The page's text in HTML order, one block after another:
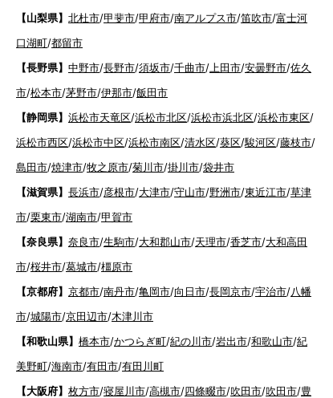
【山梨県】 北杜市/甲斐市/甲府市/南アルプス市/笛吹市/富士河
口湖町/都留市
【長野県】 中野市/長野市/須坂市/千曲市/ 上田市/安曇野市/佐久
市/松本市/茅野市/伊那市/飯田市
【静岡県】 浜松市天竜区/浜松市北区/浜松市浜北区/浜松市東区/
浜松市西区/浜松市中区/浜松市南区/清水区/葵区/駿河区/藤枝市/
島田市/焼津市/牧之原市/菊川市/掛川市/袋井市
【滋賀県】 長浜市/彦根市/大津市/守山市/野洲市/東近江市/草津
市/栗東市/湖南市/甲賀市
【奈良県】 奈良市/生駒市/大和郡山市/天理市/香芝市/大和高田
市/桜井市/葛城市/橿原市
【京都府】 京都市/南丹市/亀岡市/向日市/長岡京市/宇治市/八幡
市/城陽市/京田辺市/木津川市
【和歌山県】 橋本市/かつらぎ町/紀の川市/岩出市/和歌山市/紀
美野町/海南市/有田市/有田川町
【大阪府】 枚方市/寝屋川市/高槻市/四條畷市/吹田市/吹田市/豊